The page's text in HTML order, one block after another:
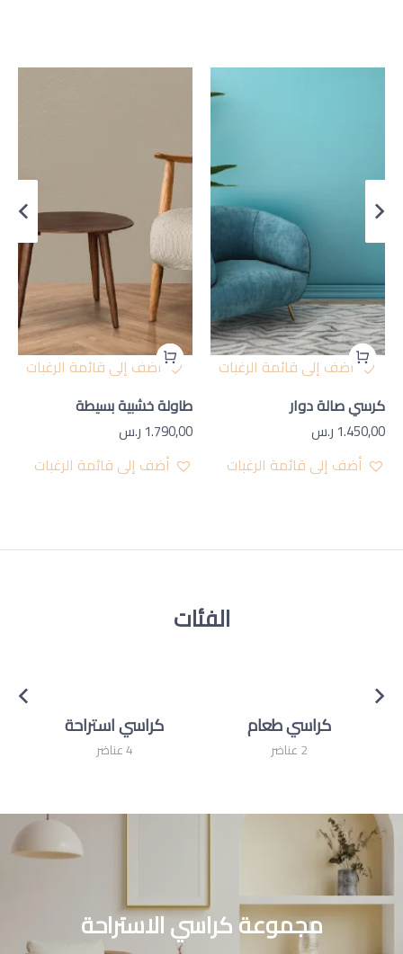
أضف إلى قائمة الرغبات
كرسي صالة دوار
1.450,00 ر.س
أضف إلى قائمة الرغبات
أضف إلى قائمة الرغبات
طاولة خشبية بسيطة
1.790,00 ر.س
أضف إلى قائمة الرغبات
الفئات
كراسي طعام
2 عناضر
كراسي استراحة
4 عناضر
مجموعة كراسي الاستراحة